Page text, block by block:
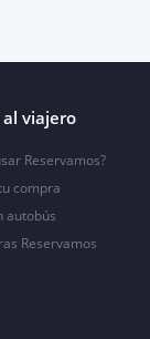
viajero
Reservamos?
compra
autobús
Reservamos